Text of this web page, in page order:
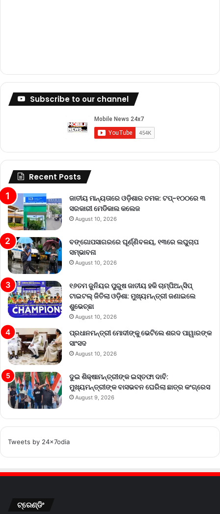
Subscribe to our channel
Recent Posts
ଜାତୀୟ ମାନ୍ୟତାରେ ଓଡ଼ିଶାର ଚମକ: ଟପ୍-୧୦୦ରେ ୩
ସରକାରୀ ମେଡିକାଲ କଲେଜ
August 10, 2026
ବଙ୍ଗୋପସାଗରରେ ଘୂର୍ଣ୍ଣିବଳୟ, ୧୩ରେ ଲଘୁଚାପ
ସମ୍ଭାବନା
August 10, 2026
୧୬ତମ ଜୁନିୟର ପୁରୁଷ ଜାତୀୟ ହକି ଚାମ୍ପିଅନ୍‌ସିପ୍
ଟାଇଟଲ୍ ଜିତିଲା ଓଡ଼ିଶା: ମୁଖ୍ୟମନ୍ତ୍ରୀ ଜଣାଇଲେ
ଶୁଭେଚ୍ଛା
August 10, 2026
ପ୍ରଧାନମନ୍ତ୍ରୀ ମୋଦୀଙ୍କୁ ଭେଟିଲେ ଶରଦ ପାୱାରଙ୍କ
ସାଂସଦ
August 10, 2026
ଦୁଇ ଶିକ୍ଷାମନ୍ତ୍ରୀଙ୍କ ଇସ୍ତଫା ଦାବି:
ମୁଖ୍ୟମନ୍ତ୍ରୀଙ୍କ ବାସଭବନ ଘେରିଲା ଛାତ୍ର କଂଗ୍ରେସ
August 9, 2026
Tweets by 24x7odia
ଟ୍ରେଣ୍ଡିଂ